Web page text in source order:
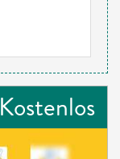
Kostenlos